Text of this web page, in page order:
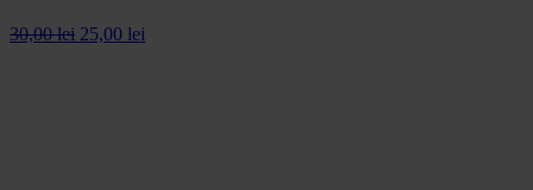
30,00lei 25,00 lei